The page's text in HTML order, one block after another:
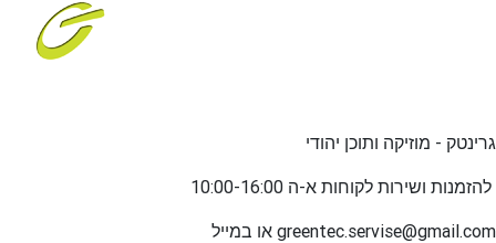
גרינטק - מוזיקה ותוכן יהודי
להזמנות ו
greentec.servise@gmail.com